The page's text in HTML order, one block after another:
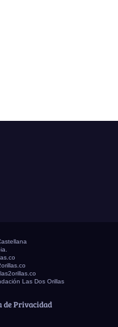
Las Dos Orillas
de Privacidad